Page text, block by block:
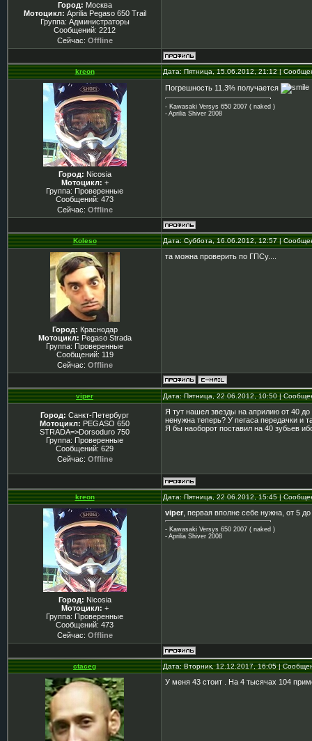
Город: Москва
Мотоцикл: Aprilia Pegaso 650 Trail
Группа: Администраторы
Сообщений: 2212
Сейчас: Offline
kreon Дата: Пятница, 15.06.2012, 21:12 |
Город: Nicosia
Мотоцикл: +
Группа: Проверенные
Сообщений: 473
Сейчас: Offline
Погрешность 11.3% получается
- Kawasaki Versys 650 2007 ( naked )
- Aprilia Shiver 2008
Koleso Дата: Суббота, 16.06.2012, 12:57 |
Город: Краснодар
Мотоцикл: Pegaso Strada
Группа: Проверенные
Сообщений: 119
Сейчас: Offline
та можна проверить по ГПСу....
viper Дата: Пятница, 22.06.2012, 10:50 |
Город: Санкт-Петербург
Мотоцикл: PEGASO 650
STRADA=>Dorsoduro 750
Группа: Проверенные
Сообщений: 629
Сейчас: Offline
Я тут нашел звезды на априлию от 40
ненужна теперь? У пегаса передачки и
Я бы наоборот поставил на 40 зубьев
kreon Дата: Пятница, 22.06.2012, 15:45 |
Город: Nicosia
Мотоцикл: +
Группа: Проверенные
Сообщений: 473
Сейчас: Offline
viper , первая вполне себе нужна, от 5
- Kawasaki Versys 650 2007 ( naked )
- Aprilia Shiver 2008
ctaceg Дата: Вторник, 12.12.2017, 16:05 |
У меня 43 стоит . На 4 тысячах 104